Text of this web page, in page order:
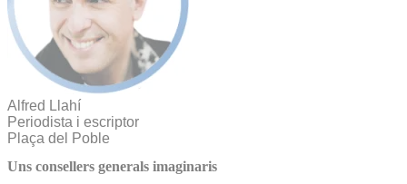
Alfred Llahí
Periodista i escriptor
Plaça del Poble
Uns consellers generals imaginaris